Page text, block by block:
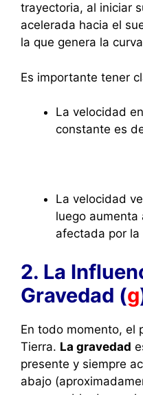
trayectoria, al iniciar
acelerada hacia el
la que genera la
Es importante tener
La velocidad
constante es
La velocidad
luego aumenta
afectada por la
2. La
Gravedad (g
En todo momento, el
Tierra. La gravedad
presente y siempre
abajo